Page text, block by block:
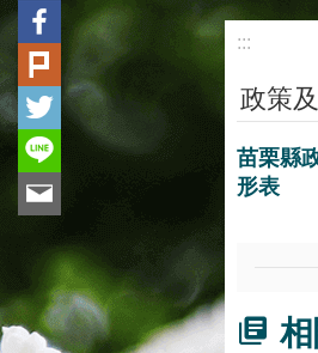
:::
政策
苗栗縣
形表